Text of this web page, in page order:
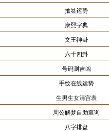
抽签运势
康熙字典
文王神卦
六十四卦
号码测吉凶
手纹在线运势
生男生女清宫表
周公解梦自助查询
八字排盘